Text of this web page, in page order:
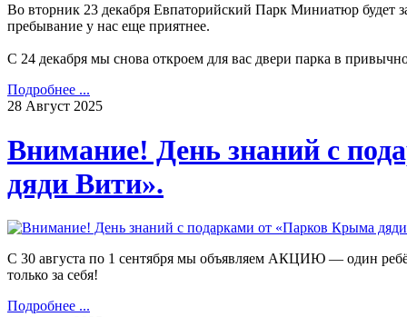
Во вторник 23 декабря Евпаторийский Парк Миниатюр будет
пребывание у нас еще приятнее.
С 24 декабря мы снова откроем для вас двери парка в
Подробнее ...
28 Август 2025
Внимание! День знаний с
дяди Вити».
С 30 августа по 1 сентября мы объявляем АКЦИЮ — один
только за себя!
Подробнее ...